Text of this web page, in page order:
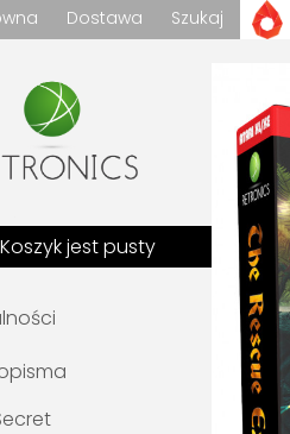
Dostawa Szukaj
Koszyk jest pusty